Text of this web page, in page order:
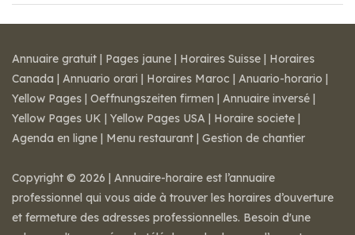
Annuaire gratuit | Pages jaune | Horaires Suisse | Horaires
Canada | Annuario orari | Horaires Maroc | Anuario-horario |
Yellow Pages | Oeffnungszeiten firmen | Annuaire inversé |
Yellow Pages UK | Yellow Pages USA | Horaire societe |
Agenda en ligne | Menu restaurant | Gestion de chantier
Copyright © 2026 | Annuaire-horaire est l’annuaire
professionnel qui vous aide à trouver les horaires d’ouverture
et fermeture des adresses professionnelles. Besoin d'une